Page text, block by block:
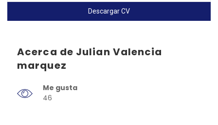
Descargar CV
Acerca de Julian Valencia
marquez
Me gusta
46